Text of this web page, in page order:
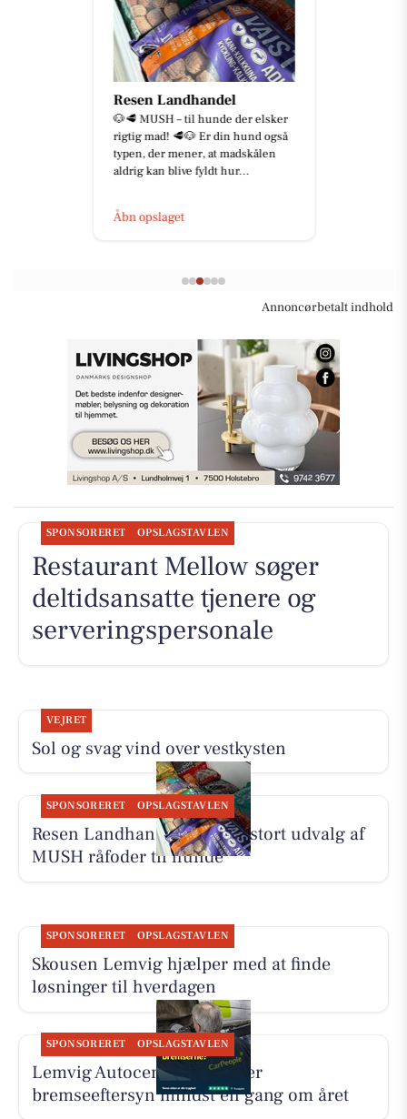
Resen Landhandel
🐶🥩 MUSH – til hunde der elsker
rigtig mad! 🥩🐶 Er din hund også
typen, der mener, at madskålen
aldrig kan blive fyldt hur...
Åbn opslaget
Annoncørbetalt indhold
SPONSORERET OPSLAGSTAVLEN
Restaurant Mellow søger
deltidsansatte tjenere og
serveringspersonale
VEJRET
Sol og svag vind over vestkysten
SPONSORERET OPSLAGSTAVLEN
Resen Landhandel tilbyder stort udvalg af
MUSH råfoder til hunde
SPONSORERET OPSLAGSTAVLEN
Skousen Lemvig hjælper med at finde
løsninger til hverdagen
SPONSORERET OPSLAGSTAVLEN
Lemvig Autocenter anbefaler
bremseeftersyn mindst én gang om året